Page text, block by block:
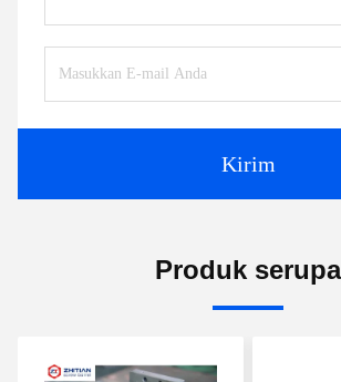
Kirim
Produk serupa